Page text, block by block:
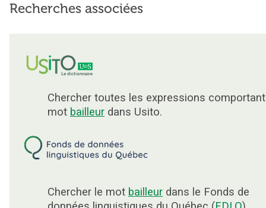
Recherches associées
Chercher toutes les expressions
mot bailleur dans Usito.
Chercher le mot bailleur dans le Fonds de